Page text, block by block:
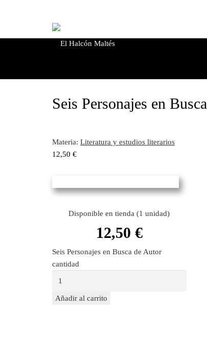
Seis Personajes en
Materia: Literatura y estudios literarios
12,50 €
Disponible en tienda (1 unidad)
12,50 €
Seis Personajes en Busca de Autor
cantidad
Añadir al carrito